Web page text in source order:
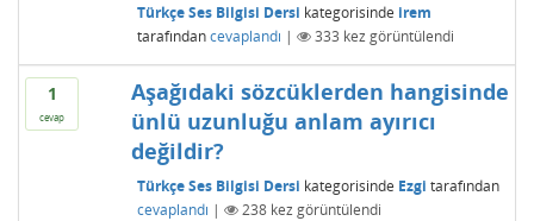
Türkçe Ses Bilgisi Dersi kategorisinde irem
tarafından cevaplandı | 333 kez görüntülendi
1
cevap
Aşağıdaki sözcüklerden hangisinde
ünlü uzunluğu anlam ayırıcı
değildir?
Türkçe Ses Bilgisi Dersi kategorisinde Ezgi tarafından
cevaplandı | 238kez görüntülendi